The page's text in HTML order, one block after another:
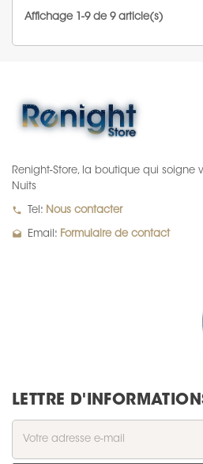
Affichage 1-9 de 9 article(s)
Renight-Store, la boutique qui soigne
Nuits
local_phone Tel: Nous contacter
drafts Email: Formulaire de contact
LETTRE